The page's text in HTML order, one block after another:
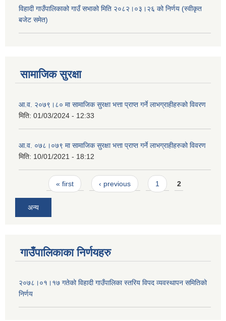
विहादी गाउँपालिकाको गाउँ सभाको मिति २०८२।०३।२६ को निर्णय (स्वीकृत
बजेट समेत)
सामाजिक सुरक्षा
आ.व. २०७९।८० मा सामाजिक सुरक्षा भत्ता प्राप्त गर्ने लाभग्राहीहरुको विवरण
मिति: 01/03/2024 - 12:33
आ.व. ०७८।०७९ मा सामाजिक सुरक्षा भत्ता प्राप्त गर्ने लाभग्राहीहरुको विवरण
मिति: 10/01/2021 - 18:12
Pages« first ‹ previous 1 2
अन्य
गाउँपालिकाका निर्णयहरु
२०७८।०१।१७ गतेको विहादी गाउँपालिका स्तरिय विपद व्यवस्थापन समितिको
निर्णय